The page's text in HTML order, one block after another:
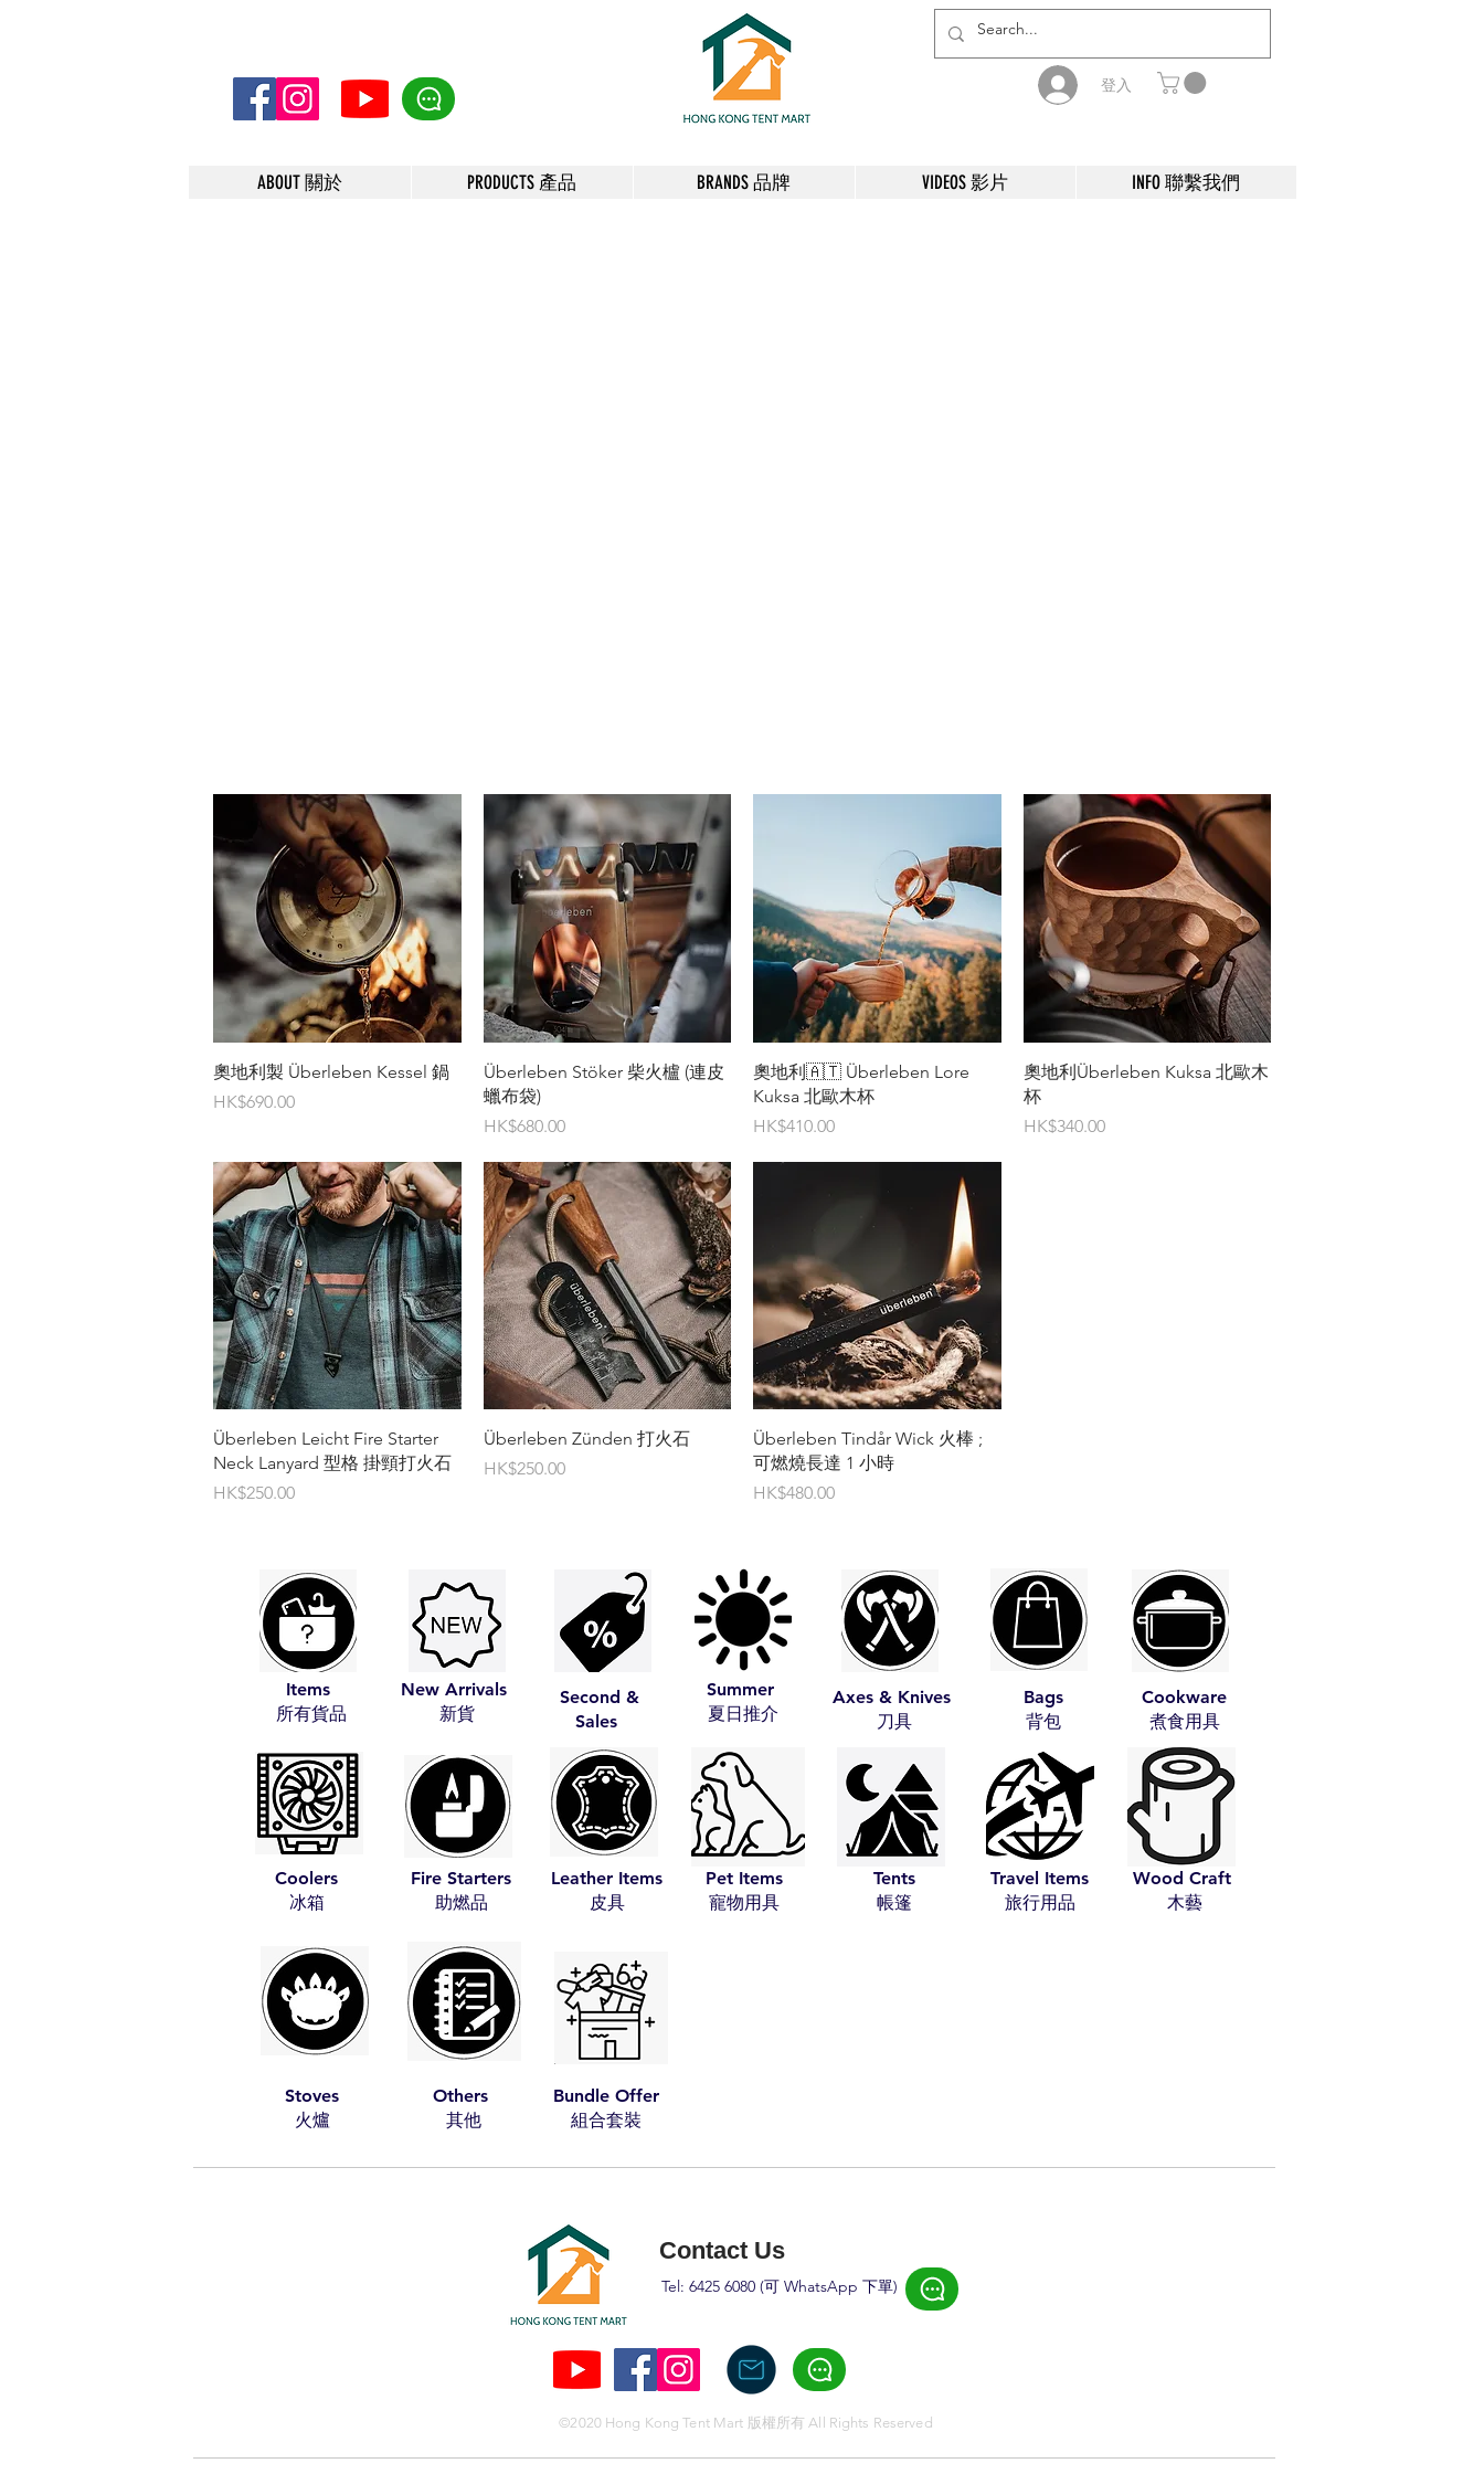
登入
ABOUT 關於 PRODUCTS 產品 BRANDS 品牌 VIDEOS 影片 INFO 聯繫我們
快速瀏覽
奧地利製 Überleben Kessel 鍋
價格
HK$690.00
快速瀏覽
Überleben Stöker 柴火櫨 (連皮
蠟布袋)
價格
HK$680.00
快速瀏覽
奧地利🇦🇹 Überleben Lore
Kuksa 北歐木杯
價格
HK$410.00
快速瀏覽
奧地利Überleben Kuksa 北歐木
杯
價格
HK$340.00
快速瀏覽
Überleben Leicht Fire Starter
Neck Lanyard 型格 掛頸打火石
價格
HK$250.00
快速瀏覽
Überleben Zünden 打火石
價格
HK$250.00
快速瀏覽
Überleben Tindår Wick 火棒 ;
可燃燒長達 1 小時
價格
HK$480.00
Items
​所有貨品
Coolers
​冰箱
New Arrivals
​新貨
Fire Starters
​助燃品
Second &
Sales
Leather Items
​皮具
Summer
​夏日推介
Pet Items
​寵物用具
Axes & Knives
​刀具
Tents
​帳篷
Bags
​背包
Travel Items
​旅行用品
Cookware
​煮食用具
Wood Craft
​木藝
Stoves
​火爐
Others
​其他
Bundle Offer
​組合套裝​​
Contact Us
Tel: 6425 6080 (可 WhatsApp 下單)
©2020 Hong Kong Tent Mart 版權所有 All Rights Reserved